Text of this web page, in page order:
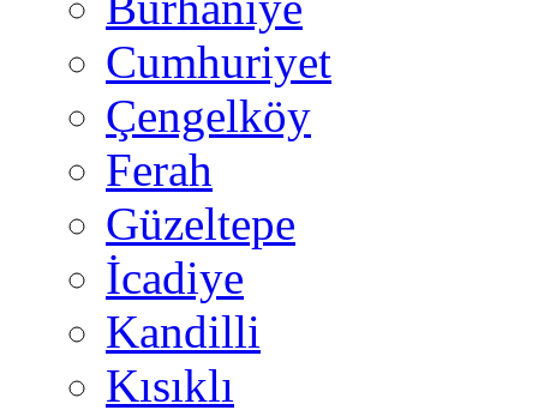
Cumhuriyet
Çengelköy
Ferah
Güzeltepe
İcadiye
Kandilli
Kısıklı